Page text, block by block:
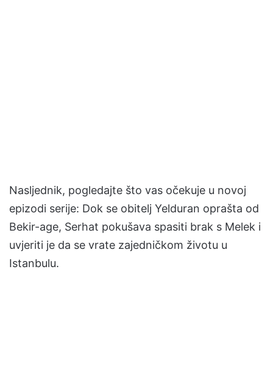
Nasljednik, pogledajte što vas očekuje u novoj
epizodi serije: Dok se obitelj Yelduran oprašta od
Bekir-age, Serhat pokušava spasiti brak s Melek i
uvjeriti je da se vrate zajedničkom životu u
Istanbulu.